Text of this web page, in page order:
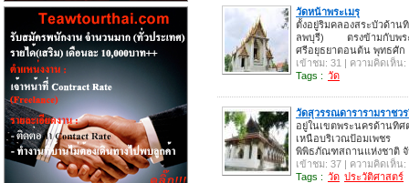
วัดหน้าพระเมรุ
ตั้งอยู่ริมคลองสระบัวด้าน
ลพบุรี) ตรงข้ามกับพร
ศรีอยุธยาตอนต้น พุทธศัก
เข้าชม: 31 | ความคิดเห็น:
Tags : วัด
วัดสุวรรณดารารามราชว
อยู่ในเขตพระนครด้านทิศ
เหนือบริเวณป้อมเพช
พิพิธภัณฑสถานแห่งชาติ จั
เข้าชม: 37 | ความคิดเห็น:
Tags : วัด ประวัติศาสตร์